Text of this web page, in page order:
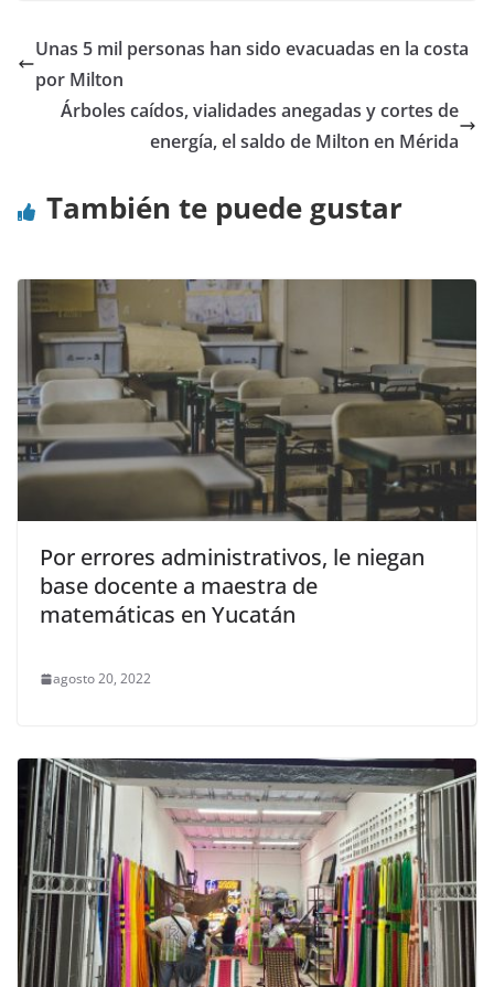
Unas 5 mil personas han sido evacuadas en la costa
por Milton
Árboles caídos, vialidades anegadas y cortes de
energía, el saldo de Milton en Mérida
También te puede gustar
Por errores administrativos, le niegan
base docente a maestra de
matemáticas en Yucatán
agosto 20, 2022